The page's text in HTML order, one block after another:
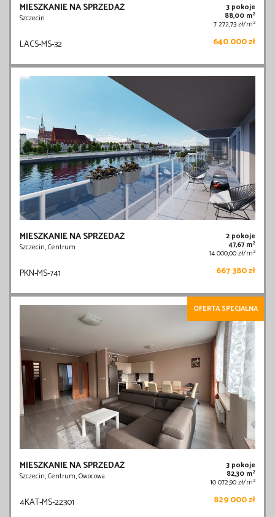
MIESZKANIE NA SPRZEDAŻ
Szczecin
3 pokoje
88,00 m2
7 272,73 zł/m2
LACS-MS-32 640 000 zł
MIESZKANIE NA SPRZEDAŻ
Szczecin, Centrum
2 pokoje
47,67 m2
14 000,00 zł/m2
PKN-MS-741 667 380 zł
OFERTA SPECJALNA
MIESZKANIE NA SPRZEDAŻ
Szczecin, Centrum, Owocowa
3 pokoje
82,30 m2
10 072,90 zł/m2
4KAT-MS-22301 829 000 zł